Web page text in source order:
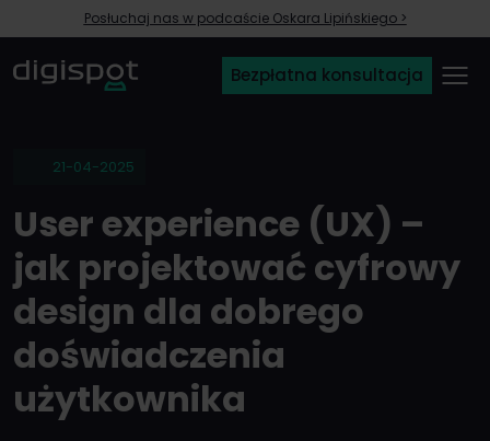
Posłuchaj nas w podcaście Oskara Lipińskiego >
Bezpłatna konsultacja
21-04-2025
User experience (UX) –
jak projektować cyfrowy
design dla dobrego
doświadczenia
użytkownika